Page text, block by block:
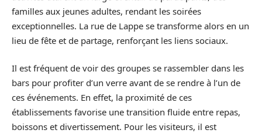
familles aux jeunes adultes, rendant les soirées
exceptionnelles. La rue de Lappe se transforme alors en un
lieu de fête et de partage, renforçant les liens sociaux.
Il est fréquent de voir des groupes se rassembler dans les
bars pour profiter d’un verre avant de se rendre à l’un de
ces événements. En effet, la proximité de ces
établissements favorise une transition fluide entre repas,
boissons et divertissement. Pour les visiteurs, il est